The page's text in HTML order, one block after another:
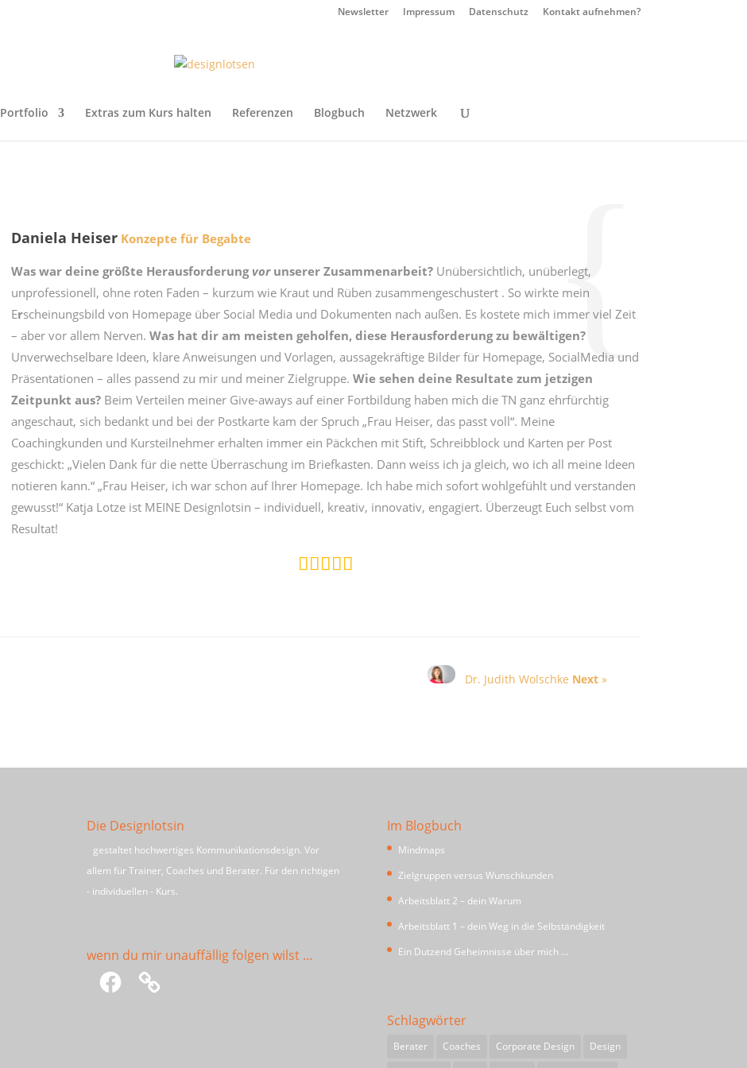
Newsletter Impressum Datenschutz Kontakt aufnehmen?
Portfolio Extras zum Kurs halten Referenzen Blogbuch Netzwerk
Daniela Heiser Konzepte für Begabte
Was war deine größte Herausforderung vorunserer Zusammenarbeit?Unübersichtlich, unüberlegt,
unprofessionell, ohne roten Faden – kurzum wie Kraut und Rüben zusammengeschustert . So wirkte mein
Erscheinungsbild von Homepage über Social Media und Dokumenten nach außen. Es kostete mich immer viel Zeit
– aber vor allem Nerven. Was hat dir am meisten geholfen, diese Herausforderung zu bewältigen?
Unverwechselbare Ideen, klare Anweisungen und Vorlagen, aussagekräftige Bilder für Homepage, SocialMedia und
Präsentationen – alles passend zu mir und meiner Zielgruppe. Wie sehen deine Resultate zum jetzigen
Zeitpunkt aus?Beim Verteilen meiner Give-aways auf einer Fortbildung haben mich die TN ganz ehrfürchtig
angeschaut, sich bedankt und bei der Postkarte kam der Spruch „Frau Heiser, das passt voll“. Meine
Coachingkunden und Kursteilnehmer erhalten immer ein Päckchen mit Stift, Schreibblock und Karten per Post
geschickt: „Vielen Dank für die nette Überraschung im Briefkasten. Dann weiss ich ja gleich, wo ich all meine Ideen
notieren kann.“ „Frau Heiser, ich war schon auf Ihrer Homepage. Ich habe mich sofort wohlgefühlt und verstanden
gewusst!“ Katja Lotze ist MEINE Designlotsin – individuell, kreativ, innovativ, engagiert. Überzeugt Euch selbst vom
Resultat!
Dr. Judith Wolschke Next»
Die Designlotsin
gestaltet hochwertiges Kommunikationsdesign. Vor
allem für Trainer, Coaches und Berater. Für den richtigen
- individuellen - Kurs.
wenn du mir unauffällig folgen wilst …
Facebook
Im Blogbuch
Mindmaps
Zielgruppen versus Wunschkunden
Arbeitsblatt 2 – dein Warum
Arbeitsblatt 1 – dein Weg in die Selbständigkeit
Ein Dutzend Geheimnisse über mich …
Schlagwörter
Berater Coaches Corporate Design
Design